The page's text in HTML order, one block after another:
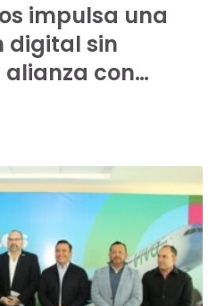
impulsa una
digital sin
alianza con